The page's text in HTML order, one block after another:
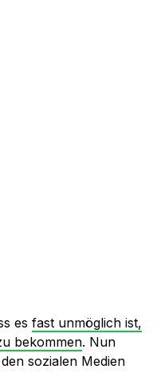
es fast unmöglich ist,
bekommen. Nun
sozialen Medien